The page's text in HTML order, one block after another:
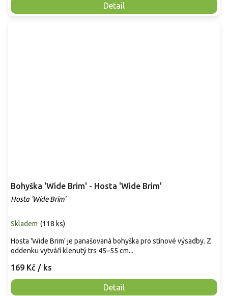
Detail
Bohyška 'Wide Brim' - Hosta 'Wide Brim'
Hosta 'Wide Brim'
Skladem (118 ks)
169 Kč / ks
Detail
Hosta 'Wide Brim' je panašovaná bohyška pro stínové výsadby. Z
oddenku vytváří klenutý trs 45–55 cm...